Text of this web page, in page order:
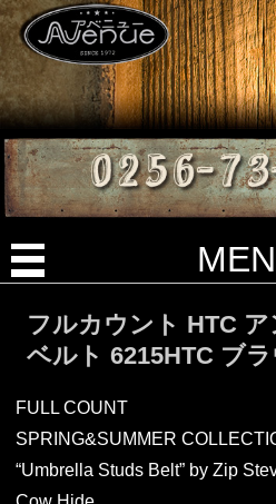
フルカウント HTC
ベルト 6215HTC ブ
FULL COUNT
SPRING&SUMMER
“Umbrella Studs Belt” by Zip